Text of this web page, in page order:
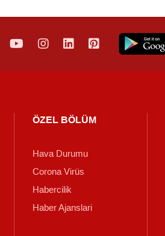
ÖZEL BÖLÜM
Hava Durumu
Corona Virüs
Habercilik
Haber Ajanslari